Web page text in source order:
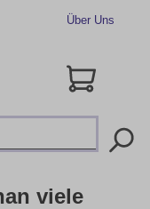
Über Uns
viele